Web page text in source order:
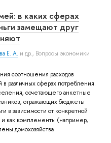
в каких сферах
замещают друг
Е. А. и др., Вопросы экономики
соотношения расходов
различных сферах потребления.
сочетающего анкетные
отражающих бюджеты
в зависимости от конкретной
и как комплементы (например,
домохозяйства